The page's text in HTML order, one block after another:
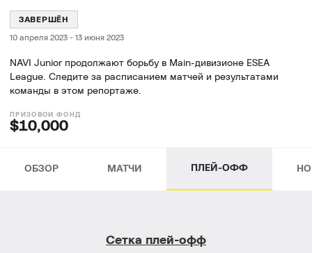
ЗАВЕРШЁН
10 апреля 2023 - 13 июня 2023
NAVI Junior продолжают борьбу в Main-дивизионе ESEA
League. Следите за расписанием матчей и результатами
команды в этом репортаже.
$10,000
ОБЗОР МАТЧИ ПЛЕЙ-ОФФ
Сетка плей-офф